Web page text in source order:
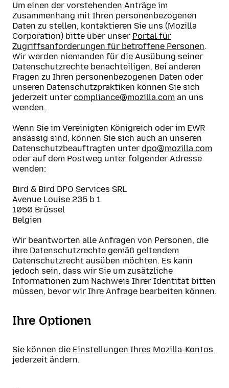
Um einen der vorstehenden Anträge im
Zusammenhang mit Ihren personenbezogenen
Daten zu stellen, kontaktieren Sie uns (Mozilla
Corporation) bitte über unser Portal für
Zugriffsanforderungen für betroffene Personen.
Wir werden niemanden für die Ausübung seiner
Datenschutzrechte benachteiligen. Bei anderen
Fragen zu Ihren personenbezogenen Daten oder
unseren Datenschutzpraktiken können Sie sich
jederzeit unter compliance@mozilla.com an uns
wenden.
Wenn Sie im Vereinigten Königreich oder im EWR
ansässig sind, können Sie sich auch an unseren
Datenschutzbeauftragten unter dpo@mozilla.com
oder auf dem Postweg unter folgender Adresse
wenden:
Bird & Bird DPO Services SRL
Avenue Louise 235 b 1
1050 Brüssel
Belgien
Wir beantworten alle Anfragen von Personen, die
ihre Datenschutzrechte gemäß geltendem
Datenschutzrecht ausüben möchten. Es kann
jedoch sein, dass wir Sie um zusätzliche
Informationen zum Nachweis Ihrer Identität bitten
müssen, bevor wir Ihre Anfrage bearbeiten können.
Ihre Optionen
Sie können die Einstellungen Ihres Mozilla-Kontos
jederzeit ändern.